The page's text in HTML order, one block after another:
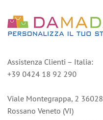
Assistenza Clienti – Italia:
+39 0424 18 92 290
Viale Montegrappa, 2 36028
Rossano Veneto (VI)